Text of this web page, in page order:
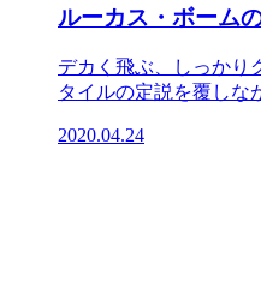
ルーカス・ボーム
デカく飛ぶ、しっか
タイルの定説を覆しな
2020.04.24